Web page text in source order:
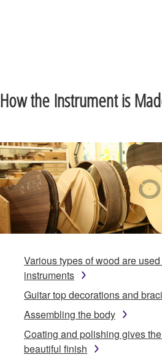
How the Instrument is
Various types of wood are
instruments
Guitar top decorations and
Assembling the body
Coating and polishing gives
beautiful finish